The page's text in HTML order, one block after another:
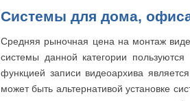
Системы для дома,
Средняя рыночная цена на монтаж
системы данной категории
функцией записи видеоархива
может быть альтернативой установке